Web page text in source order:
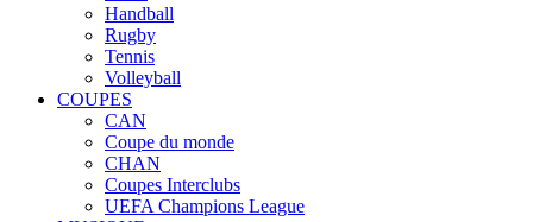
Handball
Rugby
Tennis
Volleyball
COUPES
CAN
Coupe du monde
CHAN
Coupes Interclubs
UEFA Champions League